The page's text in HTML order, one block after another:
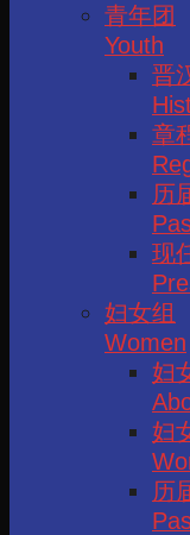
青年团
Youth
晋
章
历
现
妇女组
Women
妇
妇
历